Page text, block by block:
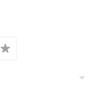
дача».
музея.
«Дом
лаковой